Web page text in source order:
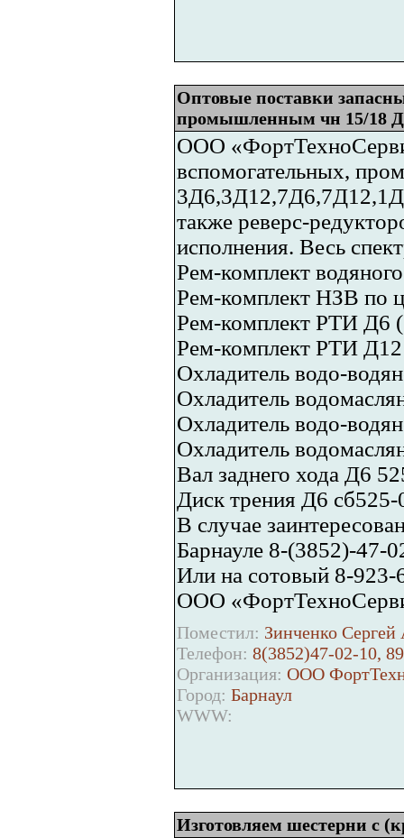
Оптовые поставки
промышленным чн 15/18
ООО
вспомогательных,
также реверс-
исполнения. Весь
Рем-комплект
Рем-комплект НЗВ по
Рем-комплект РТИ Д6
Рем-комплект РТИ
Охладитель водо-
Охладитель
Охладитель водо-
Охладитель
Вал заднего хода Д6
Диск трения Д6
В случае
Барнауле 8-(3852)-47-
Или на сотовый 8-923-
ООО
Поместил: Зинченко Сергей
Телефон: 8(3852)47-02-10,
Организация: ООО
Город: Барнаул
WWW:
Изготовляем шестерни с